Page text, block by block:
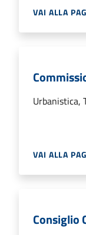
VAI ALLA
Urbanistica,
VAI ALLA
Consiglio